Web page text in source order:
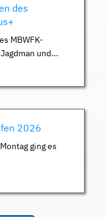
des
MBWFK-
und...
2026
ging es